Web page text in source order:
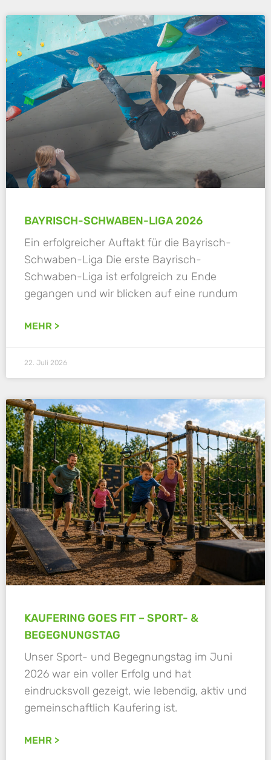
BAYRISCH-SCHWABEN-LIGA 2026
Ein erfolgreicher Auftakt für die Bayrisch-
Schwaben-Liga Die erste Bayrisch-
Schwaben-Liga ist erfolgreich zu Ende
gegangen und wir blicken auf eine rundum
MEHR >
22. Juli 2026
KAUFERING GOES FIT – SPORT- &
BEGEGNUNGSTAG
Unser Sport- und Begegnungstag im Juni
2026 war ein voller Erfolg und hat
eindrucksvoll gezeigt, wie lebendig, aktiv und
gemeinschaftlich Kaufering ist.
MEHR >